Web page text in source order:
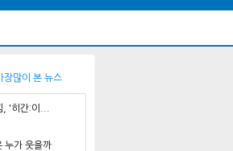
장많이 본 뉴스
'히간:이...
누가 웃을까